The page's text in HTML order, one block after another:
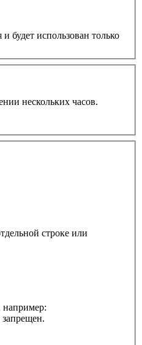
будет использован только
нескольких часов.
строке или
например: